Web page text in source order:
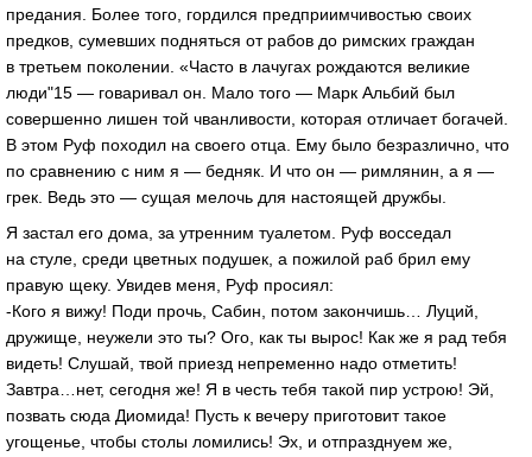
предания. Более того, гордился предприимчивостью своих
предков, сумевших подняться от рабов до римских граждан
в третьем поколении. «Часто в лачугах рождаются великие
люди"15 — говаривал он. Мало того — Марк Альбий был
совершенно лишен той чванливости, которая отличает богачей.
В этом Руф походил на своего отца. Ему было безразлично, что
по сравнению с ним я — бедняк. И что он — римлянин, а я —
грек. Ведь это — сущая мелочь для настоящей дружбы.
Я застал его дома, за утренним туалетом. Руф восседал
на стуле, среди цветных подушек, а пожилой раб брил ему
правую щеку. Увидев меня, Руф просиял:
-Кого я вижу! Поди прочь, Сабин, потом закончишь… Луций,
дружище, неужели это ты? Ого, как ты вырос! Как же я рад тебя
видеть! Слушай, твой приезд непременно надо отметить!
Завтра…нет, сегодня же! Я в честь тебя такой пир устрою! Эй,
позвать сюда Диомида! Пусть к вечеру приготовит такое
угощенье, чтобы столы ломились! Эх, и отпразднуем же,